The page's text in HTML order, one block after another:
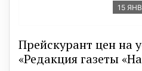
15
Прейскурант цен на
«Редакция газеты